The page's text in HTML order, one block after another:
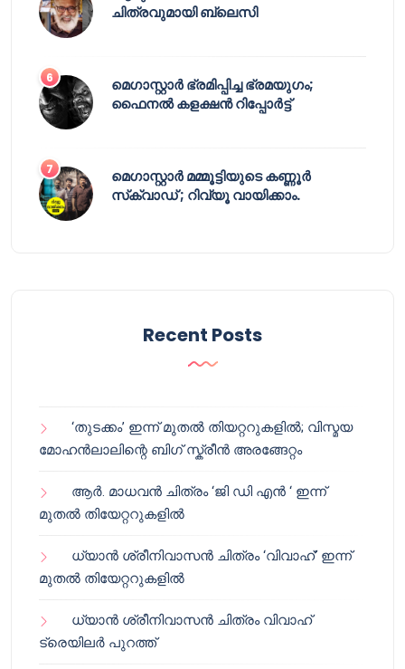
ചിത്രവുമായി ബ്ലെസി
മെഗാസ്റ്റാർ ഭ്രമിപ്പിച്ച ഭ്രമയുഗം;
ഫൈനൽ കളക്ഷൻ റിപ്പോർട്ട്
മെഗാസ്റ്റാർ മമ്മൂട്ടിയുടെ കണ്ണൂർ
സ്‌ക്വാഡ് ; റിവ്യൂ വായിക്കാം.
Recent Posts
‘തുടക്കം’ ഇന്ന് മുതൽ തിയറ്ററുകളിൽ; വിസ്മയ
മോഹൻലാലിന്റെ ബിഗ് സ്ക്രീൻ അരങ്ങേറ്റം
ആർ. മാധവൻ ചിത്രം ‘ജി ഡി എൻ ‘ ഇന്ന്
മുതൽ തിയേറ്ററുകളിൽ
ധ്യാൻ ശ്രീനിവാസൻ ചിത്രം ‘വിവാഹ്’ ഇന്ന്
മുതൽ തിയേറ്ററുകളിൽ
ധ്യാൻ ശ്രീനിവാസൻ ചിത്രം വിവാഹ്
ട്രെയിലർ പുറത്ത്